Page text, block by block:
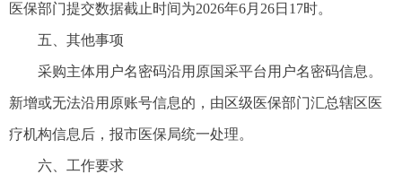
医保部门提交数据截止时间为2026年6月26日17时。
五、其他事项
采购主体用户名密码沿用原国采平台用户名密码信息。
新增或无法沿用原账号信息的，由区级医保部门汇总辖区医
疗机构信息后，报市医保局统一处理。
六、工作要求